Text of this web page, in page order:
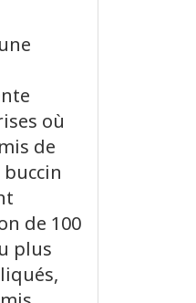
où
de
buccin
de 100
plus